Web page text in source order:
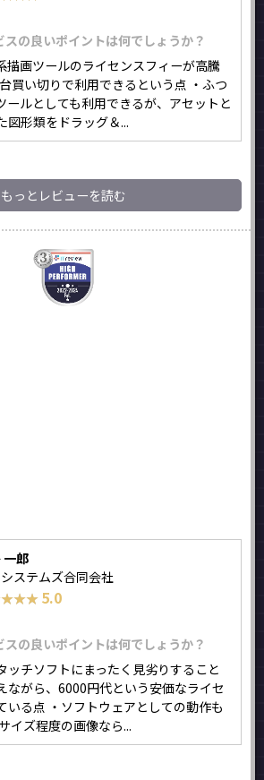
の良いポイントは何でしょうか？
描画ツールのライセンスフィーが高騰
買い切りで利用できるという点 ・ふつ
ールとしても利用できるが、アセットと
図形類をドラッグ＆...
もっとレビューを読む
一郎
ステムズ合同会社
5.0
の良いポイントは何でしょうか？
ッチソフトにまったく見劣りすること
ながら、6000円代という安価なライセ
いる点 ・ソフトウェアとしての動作も
イズ程度の画像なら...